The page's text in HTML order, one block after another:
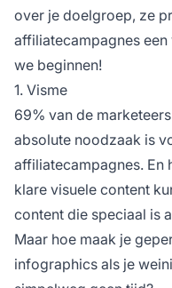
over je doelgroep, ze
affiliatecampagnes
we beginnen!
1. Visme
69% van de
absolute noodzaak is
affiliatecampagnes. En
klare visuele content
content die speciaal is
Maar hoe maak je
infographics als je